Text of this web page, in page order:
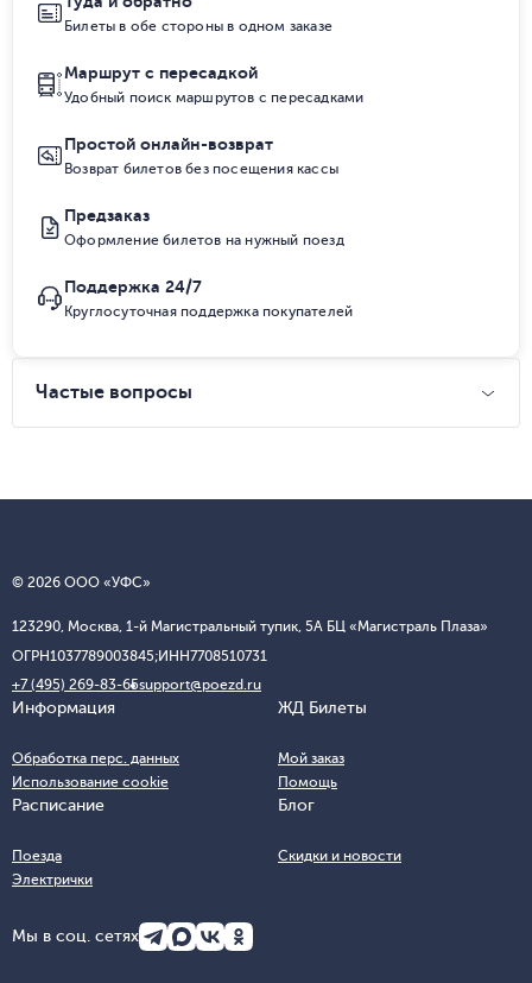
Билеты в обе стороны в одном заказе
Маршрут с пересадкой
Удобный поиск маршрутов с пересадками
Простой онлайн-возврат
Возврат билетов без посещения кассы
Предзаказ
Оформление билетов на нужный поезд
Поддержка 24/7
Круглосуточная поддержка покупателей
Частые вопросы
© 2026 ООО «УФС»
123290, Москва, 1-й Магистральный тупик, 5А БЦ «Магистраль Плаза»
ОГРН1037789003845;ИНН7708510731
+7 (495) 269-83-65support@poezd.ru
Информация
Обработка перс. данных
Использование cookie
ЖД Билеты
Мой заказ
Помощь
Расписание
Поезда
Электрички
Блог
Скидки и новости
Мы в соц. сетях